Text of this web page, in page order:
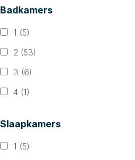
Badkamers
1 (5)
2 (53)
3 (6)
4 (1)
Slaapkamers
1 (5)